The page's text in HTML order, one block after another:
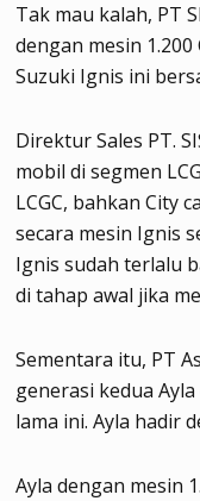
Tak mau kalah, PT
dengan mesin
Suzuki Ignis ini
Direktur Sales PT.
mobil di segmen
LCGC, bahkan City
secara mesin Ignis
Ignis sudah terlalu
di tahap awal jika
Sementara itu, PT
generasi kedua
lama ini. Ayla hadir
Ayla dengan mesin